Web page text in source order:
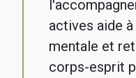
actives aide
mentale et
corps-esprit